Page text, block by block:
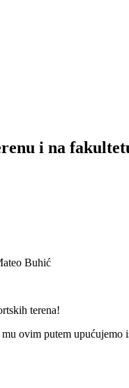
i na
terena!
ovim putem upućujemo